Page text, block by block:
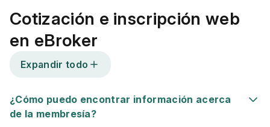
Cotización e inscripción web
en eBroker
Expandir todo
¿Cómo puedo encontrar información acerca
de la membresía?